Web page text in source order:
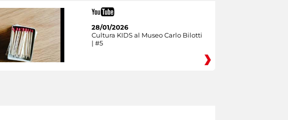
28/01/2026
Cultura KIDS al Museo Carlo Bilotti
| #5